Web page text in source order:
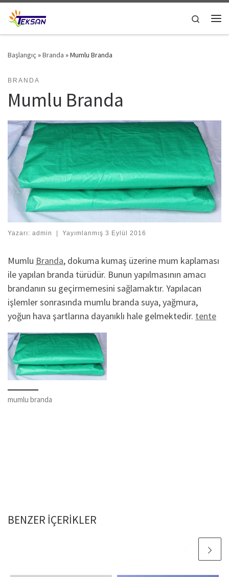
Skip to content
Search
Başlangıç »Branda »Mumlu Branda
BRANDA
Mumlu Branda
Yazarı: admin Yayımlanmış 3 Eylül 2016
Mumlu Branda, dokuma kumaş üzerine mum kaplaması
ile yapılan branda türüdür. Bunun yapılmasının amacı
brandanın su geçirmemesini sağlamaktır. Yapılacan
işlemler sonrasında mumlu branda suya, yağmura,
yoğun hava şartlarına dayanıklı hale gelmektedir. tente
mumlu branda
BENZER IÇERIKLER